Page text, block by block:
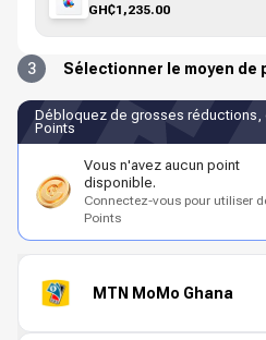
GH₵1,235.00
3 Sélectionner le moyen de
Débloquez de grosses réductions,
Points
Vous n'avez aucun point
disponible.
Connectez-vous pour utiliser
Points
MTN MoMo Ghana